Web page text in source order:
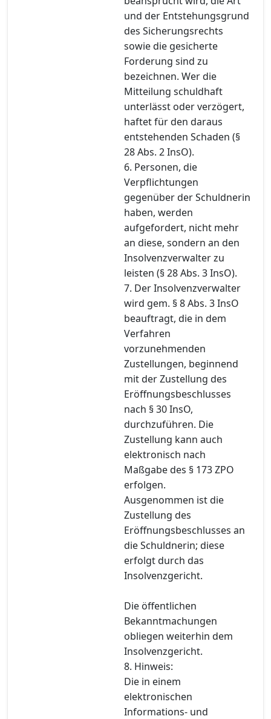
und der Entstehungsgrund
des Sicherungsrechts
sowie die gesicherte
Forderung sind zu
bezeichnen. Wer die
Mitteilung schuldhaft
unterlässt oder verzögert,
haftet für den daraus
entstehenden Schaden (§
28 Abs. 2 InsO).
6. Personen, die
Verpflichtungen
gegenüber der Schuldnerin
haben, werden
aufgefordert, nicht mehr
an diese, sondern an den
Insolvenzverwalter zu
leisten (§ 28 Abs. 3 InsO).
7. Der Insolvenzverwalter
wird gem. § 8 Abs. 3 InsO
beauftragt, die in dem
Verfahren
vorzunehmenden
Zustellungen, beginnend
mit der Zustellung des
Eröffnungsbeschlusses
nach § 30 InsO,
durchzuführen. Die
Zustellung kann auch
elektronisch nach
Maßgabe des § 173 ZPO
erfolgen.
Ausgenommen ist die
Zustellung des
Eröffnungsbeschlusses an
die Schuldnerin; diese
erfolgt durch das
Insolvenzgericht.
Die öffentlichen
Bekanntmachungen
obliegen weiterhin dem
Insolvenzgericht.
8. Hinweis:
Die in einem
elektronischen
Informations- und